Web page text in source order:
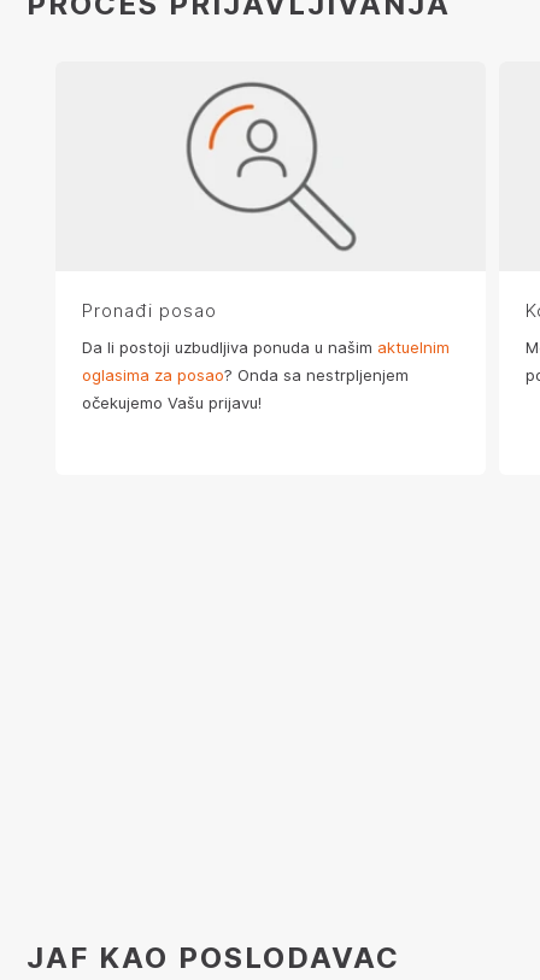
Pronađi posao
Da li postoji uzbudljiva ponuda u našim aktuelnim
oglasima za posao? Onda sa nestrpljenjem
očekujemo Vašu prijavu!
JAF KAO POSLODAVAC